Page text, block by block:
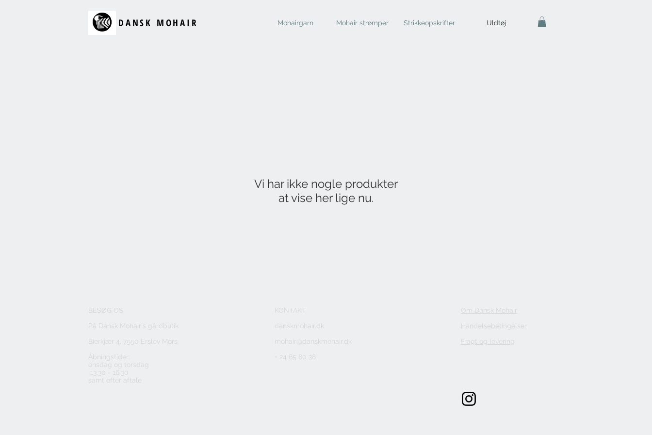
DANSK MOHAIR Uldtøj
Strikkeopskrifter
Mohair strømper
Mohairgarn
Vi har ikke nogle produkter
at vise her lige nu.
BESØG OS
På Dansk Mohair´s
gårdbutik
Bierkjær 4, 7950 Erslev Mors
Åbningstider:
onsdag og torsdag
13.30 - 16.30
samt efter aftale
KONTAKT
danskmohair.dk
mohair@danskmohair.dk
+ 24 65 80 38
Om Dansk Mohair
Handelsebetingelser
Fragt og levering